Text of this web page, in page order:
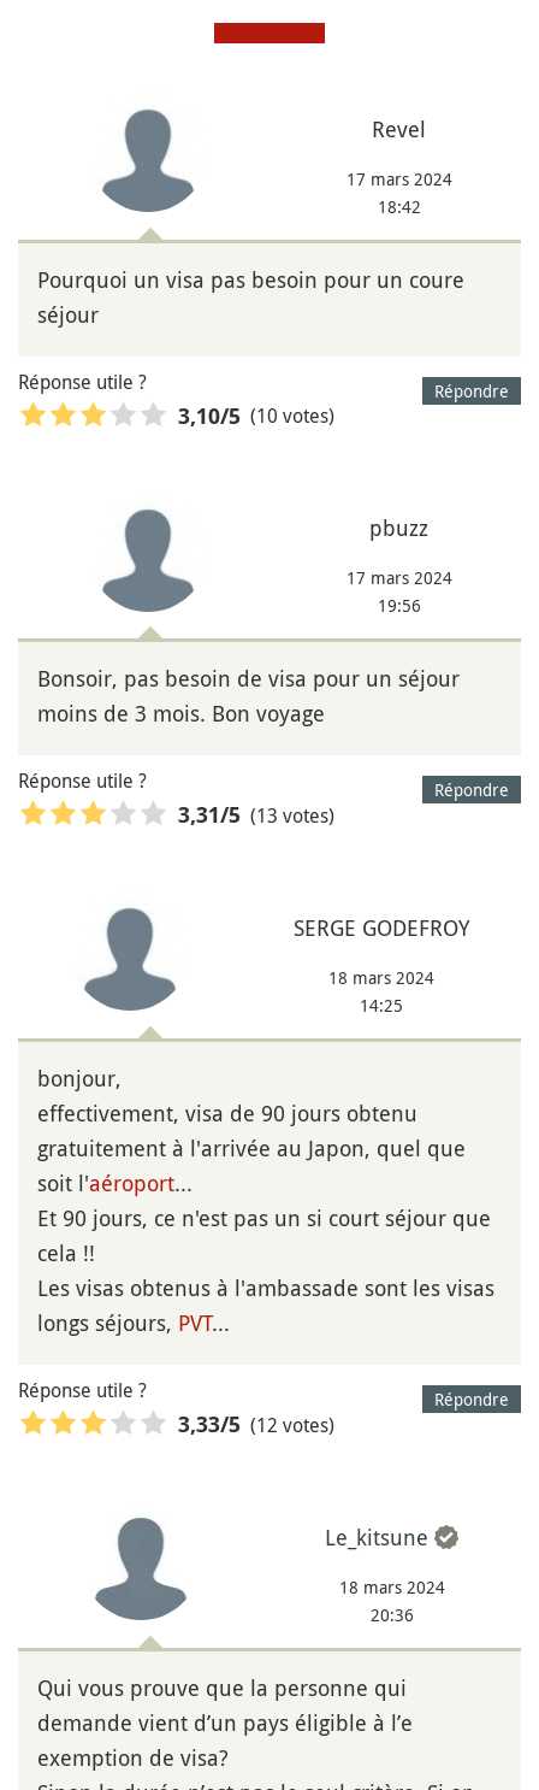
Revel
17 mars 2024
18:42
Pourquoi un visa pas besoin pour un coure
séjour
Répondre
Réponse utile ?
3,10/5 (10 votes)
pbuzz
17 mars 2024
19:56
Bonsoir, pas besoin de visa pour un séjour
moins de 3 mois. Bon voyage
Répondre
Réponse utile ?
3,31/5 (13 votes)
SERGE GODEFROY
18 mars 2024
14:25
bonjour,
effectivement, visa de 90 jours obtenu
gratuitement à l'arrivée au Japon, quel que
soit l'aéroport...
Et 90 jours, ce n'est pas un si court séjour que
cela !!
Les visas obtenus à l'ambassade sont les visas
longs séjours, PVT...
Répondre
Réponse utile ?
3,33/5 (12 votes)
Le_kitsune
18 mars 2024
20:36
Qui vous prouve que la personne qui
demande vient d’un pays éligible à l’e
exemption de visa?